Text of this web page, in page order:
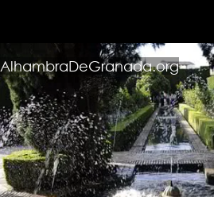
AlhambraDeGranada.org